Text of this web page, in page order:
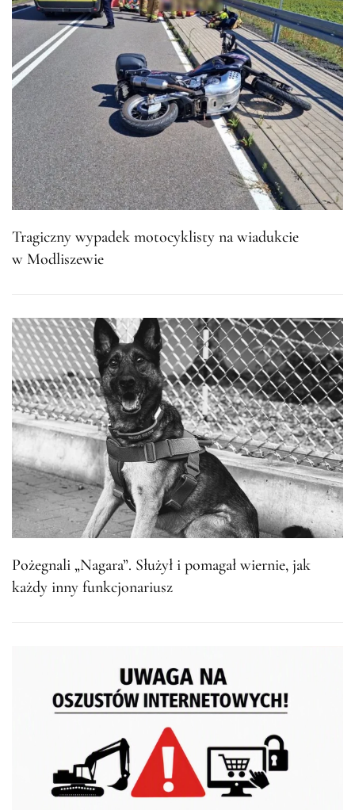
Tragiczny wypadek motocyklisty na wiadukcie
w Modliszewie
Pożegnali „Nagara”. Służył i pomagał wiernie, jak
każdy inny funkcjonariusz